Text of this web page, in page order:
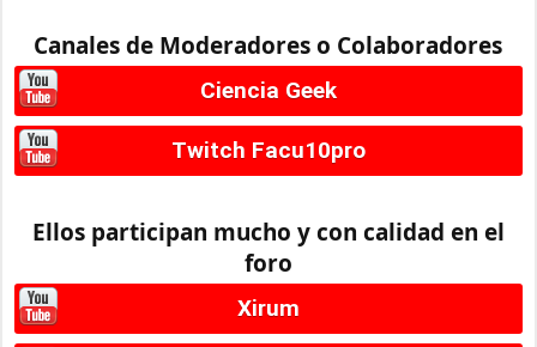
Canales de Moderadores o Colaboradores
Ciencia Geek
Twitch Facu10pro
Ellos participan mucho y con calidad en el
foro
Xirum